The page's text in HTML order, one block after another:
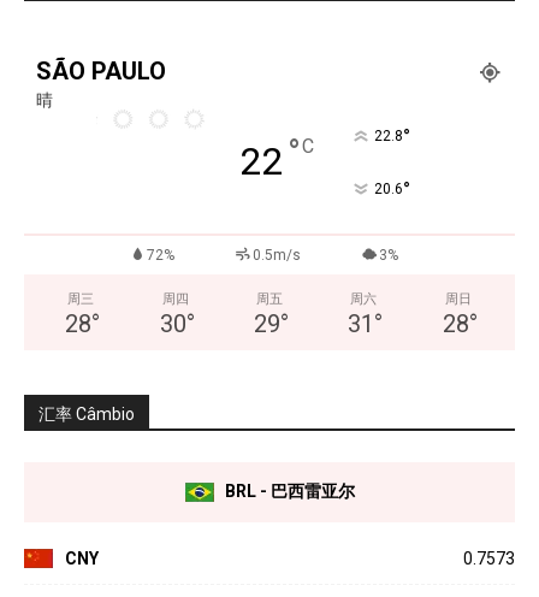
SÃO PAULO
晴
22 °C 22.8°
20.6°
72% 0.5m/s 3%
周三
28°
周四
30°
周五
29°
周六
31 °
周日
28°
汇率 Câmbio
BRL - 巴西雷亚尔
CNY 0.7573